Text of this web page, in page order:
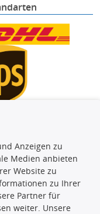
Daten,
gesamte Datenbank,
werden. Es ist zu
Datenbank ohne
zu
Anzeigen zu
Medien anbieten
Website zu
zu Ihrer
Partner für
weiter. Unsere